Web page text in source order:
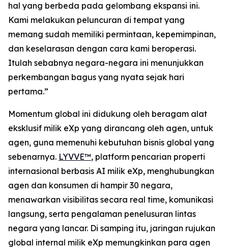
hal yang berbeda pada gelombang ekspansi ini.
Kami melakukan peluncuran di tempat yang
memang sudah memiliki permintaan, kepemimpinan,
dan keselarasan dengan cara kami beroperasi.
Itulah sebabnya negara-negara ini menunjukkan
perkembangan bagus yang nyata sejak hari
pertama.”
Momentum global ini didukung oleh beragam alat
eksklusif milik eXp yang dirancang oleh agen, untuk
agen, guna memenuhi kebutuhan bisnis global yang
sebenarnya. LYVVE™, platform pencarian properti
internasional berbasis AI milik eXp, menghubungkan
agen dan konsumen di hampir 30 negara,
menawarkan visibilitas secara real time, komunikasi
langsung, serta pengalaman penelusuran lintas
negara yang lancar. Di samping itu, jaringan rujukan
global internal milik eXp memungkinkan para agen